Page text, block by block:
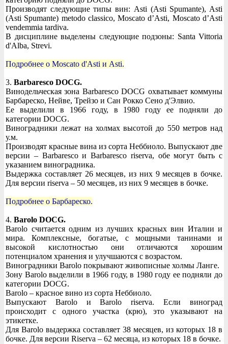
Производят следующие типы вин: Asti (Asti Spumante), Asti
(Asti Spumante) metodo classico, Moscato d’Asti, Moscato d’Asti
vendemmia tardiva.
В дисциплине выделены следующие подзоны: Santa Vittoria
d'Alba, Strevi.
Подробнее о Moscato d'Asti и Asti.
3. Barbaresco DOCG.
Винодельческая зона Barbaresco DOCG охватывает коммуны
Барбареско, Нейве, Трейзо и Сан Рокко Сено д'Элвио.
Ее выделили в 1966 году, в 1980 году ее подняли до
категории DOCG.
Виноградники лежат на холмах высотой до 550 метров над
у.м.
Производят красные вина из сорта Неббиоло. Выпускают две
версии – Barbaresco и Barbaresco riserva, обе могут быть с
указанием виноградника.
Выдержка составляет 26 месяцев, из них 9 месяцев в бочке.
Для версии riserva – 50 месяцев, из них 9 месяцев в бочке.
Подробнее о Барбареско.
4. Barolo DOCG.
Barolo считается одним из лучших красных вин Италии и
мира. Комплексные, богатые, с мощными танинами и
высокой кислотностью они отличаются хорошим
потенциалом хранения и улучшаются с возрастом.
Виноградники Barolo покрывают живописные холмы Ланге.
Зону Barolo выделили в 1966 году, в 1980 году ее подняли до
категории DOCG.
Barolo – красное вино из сорта Неббиоло.
Выпускают Barolo и Barolo riserva. Если виноград
происходит с одного участка (крю), это указывают на
этикетке.
Для Barolo выдержка составляет 38 месяцев, из которых 18 в
бочке. Для версии Riserva – 62 месяца, из которых 18 в бочке.